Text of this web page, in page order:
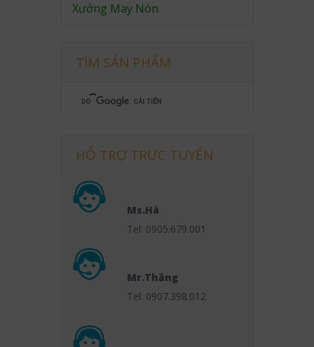
Xưởng May Nón
TÌM SẢN PHẨM
HỖ TRỢ TRỰC TUYẾN
Ms.Hà
Tel: 0905.679.001
Mr.Thắng
Tel: 0907.398.012